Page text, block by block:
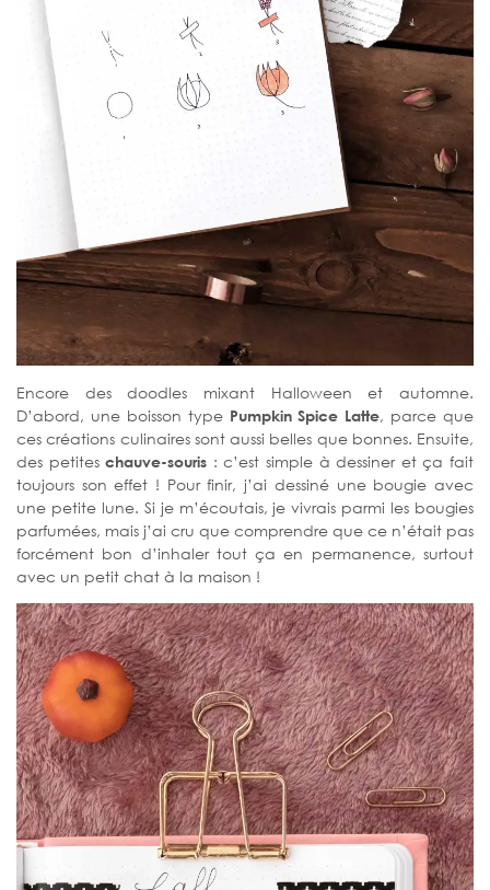
Encore des doodles mixant Halloween et automne.
D’abord, une boisson type Pumpkin Spice Latte, parce que
ces créations culinaires sont aussi belles que bonnes. Ensuite,
des petiteschauve-souris : c’est simple à dessiner et ça fait
toujours son effet ! Pour finir, j’ai dessiné une bougie avec
une petite lune. Si je m’écoutais, je vivrais parmi les bougies
parfumées, mais j’ai cru que comprendre que ce n’était pas
forcément bon d’inhaler tout ça en permanence, surtout
avec un petit chat à la maison !